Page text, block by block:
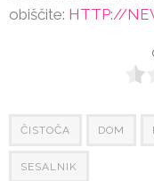
obiščite: HTTP://
ČISTOČA DOM
SESALNIK